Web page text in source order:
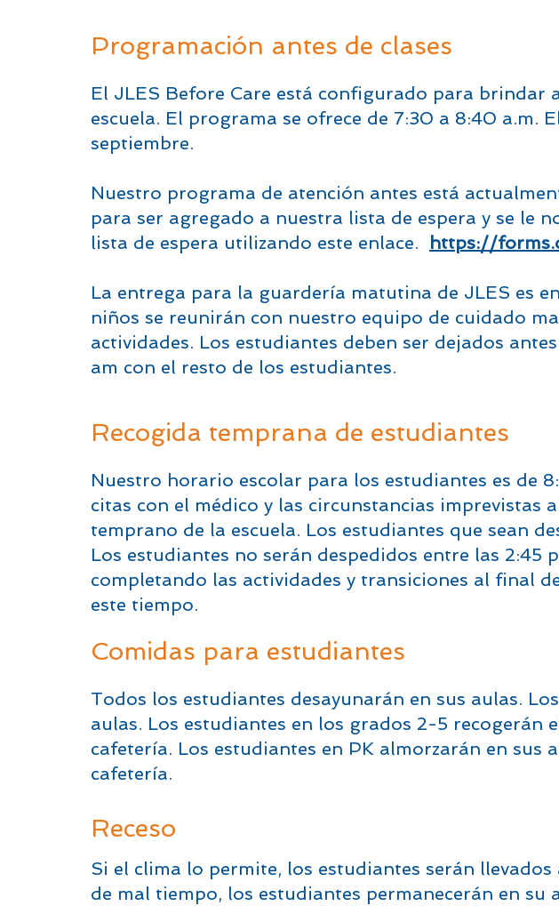
Programación antes de clases
El JLES Before Care está configurado para brindar
escuela. El programa se ofrece de 7:30 a 8:40 a.m.
septiembre.
Nuestro programa de atención antes está
para ser agregado a nuestra lista de espera y se le
lista de espera utilizando este enlace.
https://
La entrega para la guardería matutina de JLES es
niños se reunirán con nuestro equipo de cuidado
actividades. Los estudiantes deben ser dejados
am con el resto de los estudiantes.
Recogida temprana de estudiantes
Nuestro horario escolar para los estudiantes es de
citas con el médico y las circunstancias imprevistas
temprano de la escuela. Los estudiantes que sean
Los estudiantes no serán despedidos entre las 2:45
completando las actividades y transiciones al final
este tiempo.
Comidas para estudiantes
Todos los estudiantes desayunarán en sus aulas.
aulas. Los estudiantes en los grados 2-5 recogerán
cafetería. Los estudiantes en PK almorzarán en
cafetería.
Receso
Si el clima lo permite, los estudiantes serán
de mal tiempo, los estudiantes permanecerán en su